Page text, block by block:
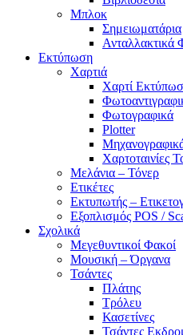
Μπλοκ
Σημειωματάρια
Εκτύπωση
Χαρτιά
Χαρτί
Φωτογραφικά
Plotter
Χαρτοταινίες
Μελάνια – Τόνερ
Ετικέτες
Εκτυπωτής –
Εξοπλισμός POS /
Σχολικά
Μεγεθυντικοί Φακοί
Μουσική – Όργανα
Τσάντες
Πλάτης
Τρόλευ
Κασετίνες
Τσάντες